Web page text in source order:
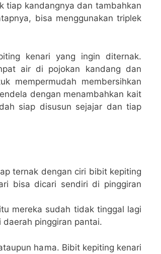
tiap kandangnya dan tambahkan
bisa menggunakan triplek
kenari yang ingin diternak.
air di pojokan kandang dan
mempermudah membersihkan
dengan menambahkan kait
siap disusun sejajar dan tiap
ternak dengan ciri bibit kepiting
bisa dicari sendiri di pinggiran
mereka sudah tidak tinggal lagi
pinggiran pantai.
hama. Bibit kepiting kenari